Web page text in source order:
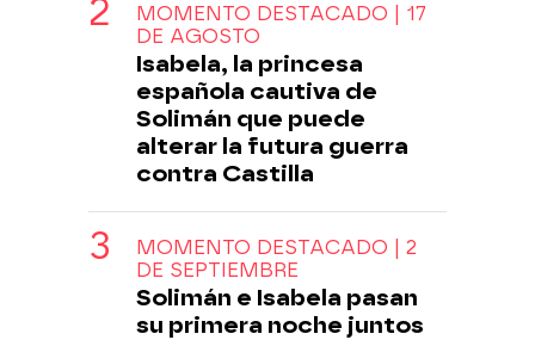
MOMENTO DESTACADO | 17
DE AGOSTO
Isabela, la princesa
española cautiva de
Solimán que puede
alterar la futura guerra
contra Castilla
MOMENTO DESTACADO | 2
DE SEPTIEMBRE
Solimán e Isabela pasan
su primera noche juntos